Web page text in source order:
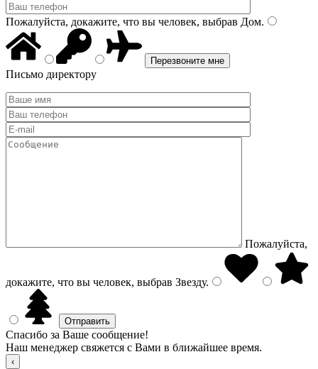
Пожалуйста, докажите, что вы человек, выбрав Дом.
Письмо директору
Пожалуйста,
докажите, что вы человек, выбрав Звезду.
Спасибо за Ваше сообщение!
Наш менеджер свяжется с Вами в ближайшее время.